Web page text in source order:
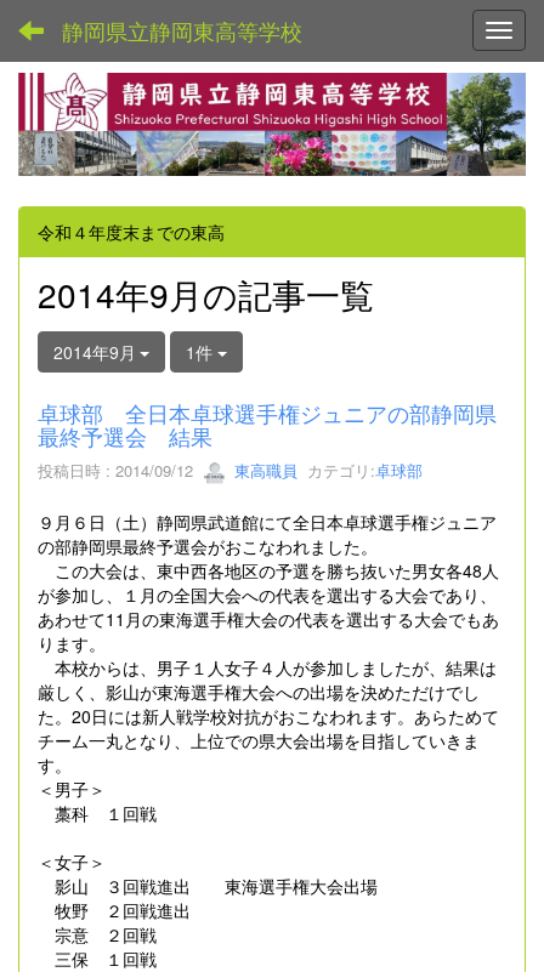
静岡県立静岡東高等学校
令和４年度末までの東高
2014年9月の記事一覧
2014年9月 1件
卓球部 全日本卓球選手権ジュニアの部静岡県
最終予選会 結果
投稿日時 : 2014/09/12 東高職員 カテゴリ:卓球部
９月６日（土）静岡県武道館にて全日本卓球選手権ジュニア
の部静岡県最終予選会がおこなわれました。
この大会は、東中西各地区の予選を勝ち抜いた男女各48人
が参加し、１月の全国大会への代表を選出する大会であり、
あわせて11月の東海選手権大会の代表を選出する大会でもあ
ります。
本校からは、男子１人女子４人が参加しましたが、結果は
厳しく、影山が東海選手権大会への出場を決めただけでし
た。20日には新人戦学校対抗がおこなわれます。あらためて
チーム一丸となり、上位での県大会出場を目指していきま
す。
＜男子＞
藁科 １回戦
＜女子＞
影山 ３回戦進出 東海選手権大会出場
牧野 ２回戦進出
宗意 ２回戦
三保 １回戦